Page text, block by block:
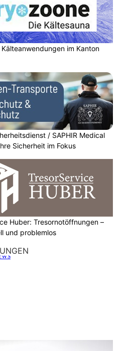
im Kanton
/ SAPHIR Medical
Sicherheit im Fokus
Huber: Tresornotöffnungen –
und problemlos